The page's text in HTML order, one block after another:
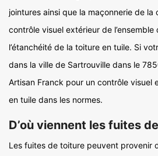
jointures ainsi que la maçonnerie de la
contrôle visuel extérieur de
l’étanchéité de la toiture en tuile. Si
dans la ville de Sartrouville dans le
Artisan Franck pour un contrôle visuel
en tuile dans les normes.
D’où viennent les fuites
Les fuites de toiture peuvent provenir